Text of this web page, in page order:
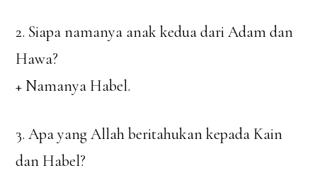
2. Siapa namanya anak kedua dari Adam dan
Hawa?
+ Namanya Habel.
3. Apa yang Allah beritahukan kepada Kain
dan Habel?